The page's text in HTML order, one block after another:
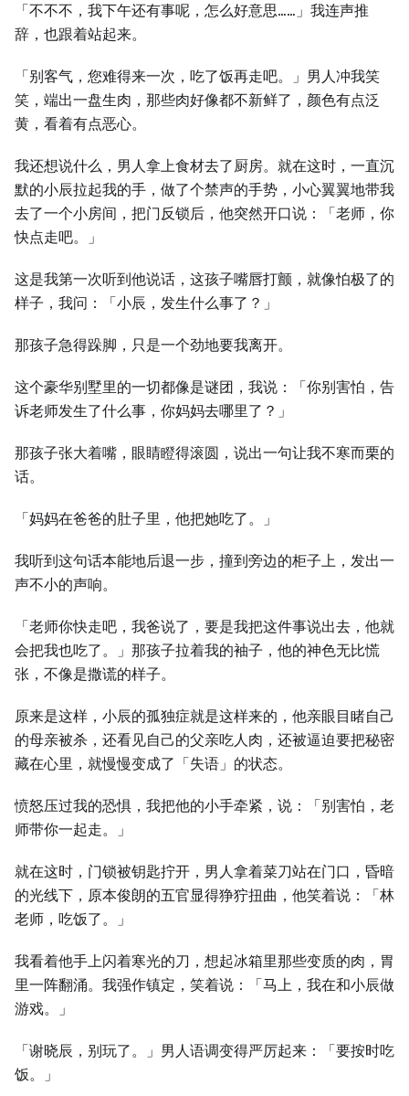
「不不不，我下午还有事呢，怎么好意思……」我连声推
辞，也跟着站起来。
「别客气，您难得来一次，吃了饭再走吧。」男人冲我笑
笑，端出一盘生肉，那些肉好像都不新鲜了，颜色有点泛
黄，看着有点恶心。
我还想说什么，男人拿上食材去了厨房。就在这时，一直沉
默的小辰拉起我的手，做了个禁声的手势，小心翼翼地带我
去了一个小房间，把门反锁后，他突然开口说：「老师，你
快点走吧。」
这是我第一次听到他说话，这孩子嘴唇打颤，就像怕极了的
样子，我问：「小辰，发生什么事了？」
那孩子急得跺脚，只是一个劲地要我离开。
这个豪华别墅里的一切都像是谜团，我说：「你别害怕，告
诉老师发生了什么事，你妈妈去哪里了？」
那孩子张大着嘴，眼睛瞪得滚圆，说出一句让我不寒而栗的
话。
「妈妈在爸爸的肚子里，他把她吃了。」
我听到这句话本能地后退一步，撞到旁边的柜子上，发出一
声不小的声响。
「老师你快走吧，我爸说了，要是我把这件事说出去，他就
会把我也吃了。」那孩子拉着我的袖子，他的神色无比慌
张，不像是撒谎的样子。
原来是这样，小辰的孤独症就是这样来的，他亲眼目睹自己
的母亲被杀，还看见自己的父亲吃人肉，还被逼迫要把秘密
藏在心里，就慢慢变成了「失语」的状态。
愤怒压过我的恐惧，我把他的小手牵紧，说：「别害怕，老
师带你一起走。」
就在这时，门锁被钥匙拧开，男人拿着菜刀站在门口，昏暗
的光线下，原本俊朗的五官显得狰狞扭曲，他笑着说：「林
老师，吃饭了。」
我看着他手上闪着寒光的刀，想起冰箱里那些变质的肉，胃
里一阵翻涌。我强作镇定，笑着说：「马上，我在和小辰做
游戏。」
「谢晓辰，别玩了。」男人语调变得严厉起来：「要按时吃
饭。」